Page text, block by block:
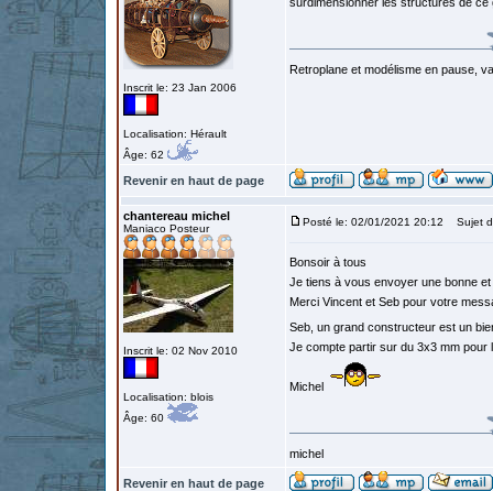
Inscrit le: 23 Jan 2006
Localisation: Hérault
Âge: 62
Retroplane et modélisme en pause,
Revenir en haut de page
chantereau michel
Maniaco Posteur
Inscrit le: 02 Nov 2010
Localisation: blois
Âge: 60
Posté le: 02/01/2021 20:12 Sujet
Bonsoir à tous
Je tiens à vous envoyer une bonne
Merci Vincent et Seb pour votre
Seb, un grand constructeur est un
Je compte partir sur du 3x3 mm pour
Michel
michel
Revenir en haut de page